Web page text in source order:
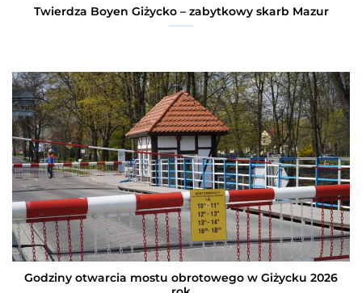
Twierdza Boyen Giżycko – zabytkowy skarb Mazur
Godziny otwarcia mostu obrotowego w Giżycku 2026